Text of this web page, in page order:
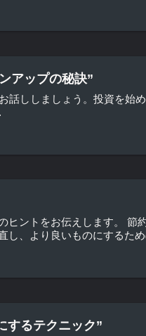
アップの秘訣”
話ししましょう。投資を始
ントをお伝えします。 節
し、より良いものにするた
するテクニック”